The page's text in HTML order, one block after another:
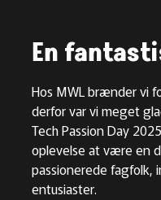
En
Hos MWL brænder vi
derfor var vi meget
Tech Passion Day
oplevelse at være en
passionerede fagfolk,
entusiaster.